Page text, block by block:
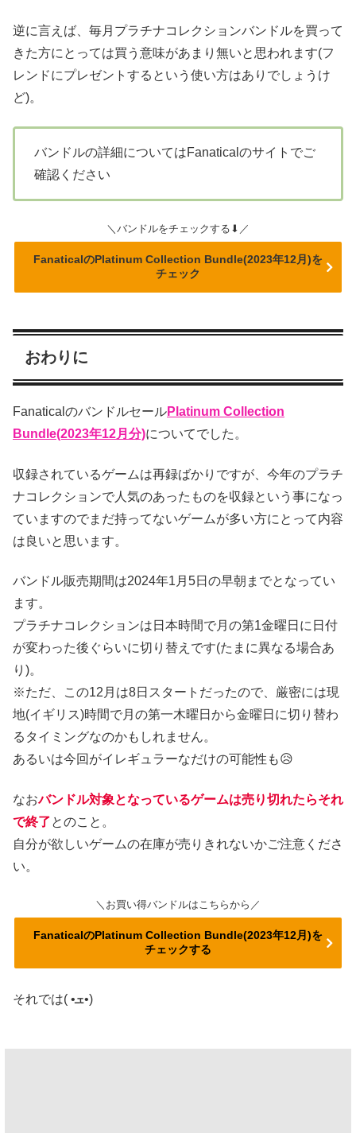
逆に言えば、毎月プラチナコレクションバンドルを買って
きた方にとっては買う意味があまり無いと思われます(フ
レンドにプレゼントするという使い方はありでしょうけ
ど)。
バンドルの詳細についてはFanaticalのサイトでご
確認ください
＼バンドルをチェックする⬇／
FanaticalのPlatinum Collection Bundle(2023年12月)を
チェック
おわりに
FanaticalのバンドルセールPlatinum Collection
Bundle(2023年12月分)についてでした。
収録されているゲームは再録ばかりですが、今年のプラチ
ナコレクションで人気のあったものを収録という事になっ
ていますのでまだ持ってないゲームが多い方にとって内容
は良いと思います。
バンドル販売期間は2024年1月5日の早朝までとなってい
ます。
プラチナコレクションは日本時間で月の第1金曜日に日付
が変わった後ぐらいに切り替えです(たまに異なる場合あ
り)。
※ただ、この12月は8日スタートだったので、厳密には現
地(イギリス)時間で月の第一木曜日から金曜日に切り替わ
るタイミングなのかもしれません。
あるいは今回がイレギュラーなだけの可能性も😥
なおバンドル対象となっているゲームは売り切れたらそれ
で終了とのこと。
自分が欲しいゲームの在庫が売りきれないかご注意くださ
い。
＼お買い得バンドルはこちらから／
FanaticalのPlatinum Collection Bundle(2023年12月)を
チェックする
それでは( •ܫ•)